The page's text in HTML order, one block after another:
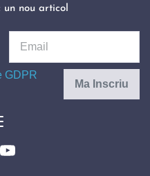
nou articol
GDPR